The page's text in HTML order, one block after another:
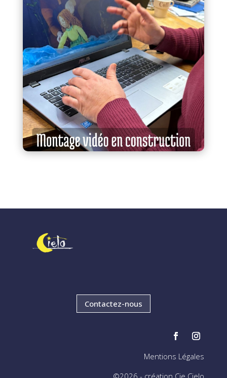
Contactez-nous
Mentions Légales